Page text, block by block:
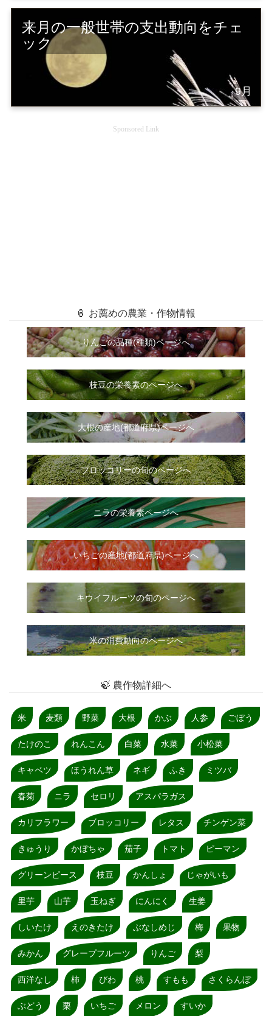
来月の一般世帯の支出動向をチェ
ック
9月
Sponsored Link
🏮 お薦めの農業・作物情報
りんごの品種(種類)ページへ
枝豆の栄養素のページへ
大根の産地(都道府県)ページへ
ブロッコリーの旬のページへ
ニラの栄養素ページへ
いちごの産地(都道府県)ページへ
キウイフルーツの旬のページへ
米の消費動向のページへ
🍃 農作物詳細へ
米 麦類 野菜 大根 かぶ 人参 ごぼう
たけのこ れんこん 白菜 水菜 小松菜
キャベツ ほうれん草 ネギ ふき ミツバ
春菊 ニラ セロリ アスパラガス
カリフラワー ブロッコリー レタス チンゲン菜
きゅうり かぼちゃ 茄子 トマト ピーマン
グリーンピース 枝豆 かんしょ じゃがいも
里芋 山芋 玉ねぎ にんにく 生姜
しいたけ えのきたけ ぶなしめじ 梅 果物
みかん グレープフルーツ りんご 梨
西洋なし 柿 びわ 桃 すもも さくらんぼ
ぶどう 栗 いちご メロン すいか